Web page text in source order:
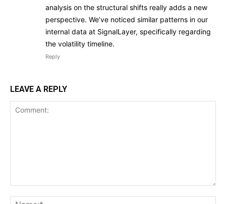
analysis on the structural shifts really adds a new
perspective. We’ve noticed similar patterns in our
internal data at SignalLayer, specifically regarding
the volatility timeline.
Reply
LEAVE A REPLY